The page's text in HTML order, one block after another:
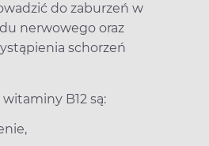
do zaburzeń w
nerwowego oraz
schorzeń
B12 są: